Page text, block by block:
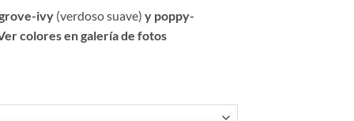
ivy (verdoso suave) y poppy-
colores en galería de fotos